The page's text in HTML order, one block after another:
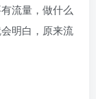
流量，做什么
明白，原来流